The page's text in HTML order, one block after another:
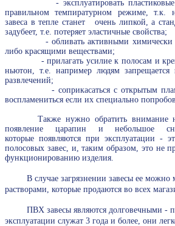
- эксплуатировать пластиковые
правильном темпиратурном режиме, т.к.
завеса в тепле станет очень липкой, а
задубеет, т.е. потеряет эластичные свойства;
- обливать активными химически
либо красящими веществами;
- прилагать усилие к полосам и
ньютон, т.е. например людям запрещается
развлечений;
- соприкасаться с открытым
воспламениться если их специально
Также нужно обратить внимание
появление царапин и небольшое
которые появляются при эксплуатации -
полосовых завес, и, таким образом, это не
функционированию изделия.
В случае загрязнении завесы ее
растворами, которые продаются во всех
ПВХ завесы являются долговечными -
эксплуатации служат 3 года и более, они